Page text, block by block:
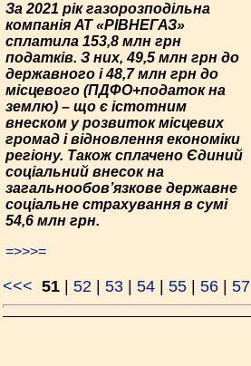
За 2021 рік газорозподільна
компанія АТ «РІВНЕГАЗ»
сплатила 153,8 млн грн
податків. З них, 49,5 млн грн до
державного і 48,7 млн грн до
місцевого (ПДФО+податок на
землю) – що є істотним
внеском у розвиток місцевих
громад і відновлення економіки
регіону. Також сплачено Єдиний
соціальний внесок на
загальнообов’язкове державне
соціальне страхування в сумі
54,6 млн грн.
=>>>=
<<< 51 52 53 54 55 56 57